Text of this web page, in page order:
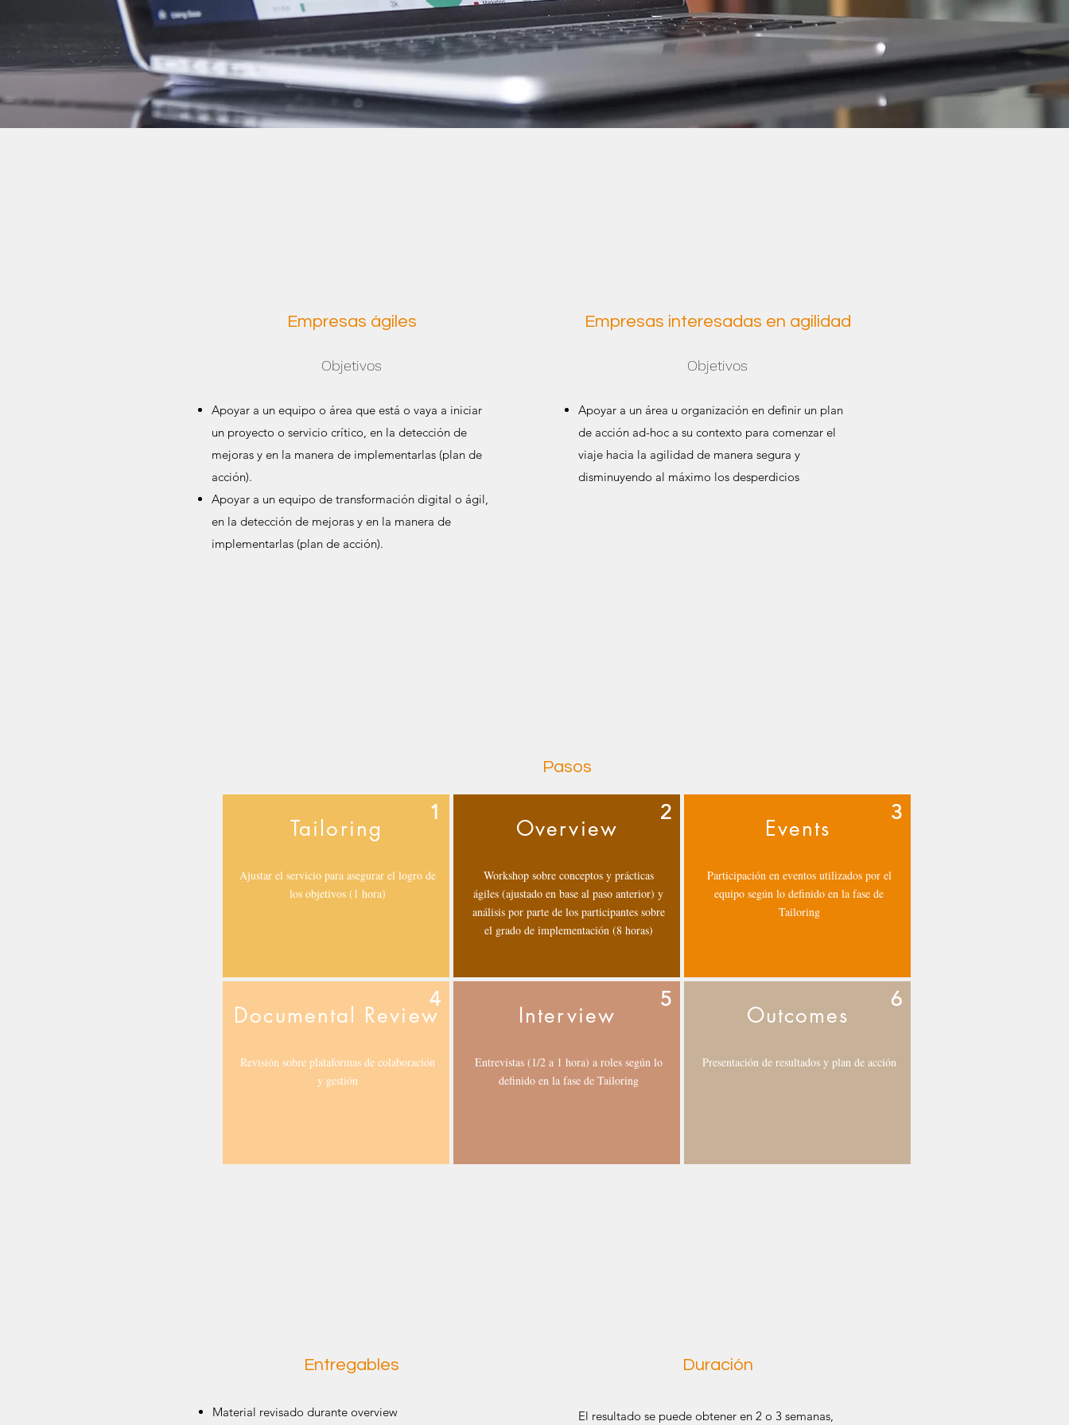
Pasos
Tailoring
Ajustar el servicio para asegurar el logro de
los objetivos (1 hora)
1
Documental Review
Revisión sobre plataformas de colaboración
y gestión
4
Overview
Workshop sobre conceptos y prácticas
ágiles (ajustado en base al paso anterior) y
análisis por parte de los participantes sobre
el grado de implementación (8 horas)
2
Interview
Entrevistas (1/2 a 1 hora) a roles según lo
definido en la fase de Tailoring
5
Events
Participación en eventos utilizados por el
equipo según lo definido en la fase de
Tailoring
3
Outcomes
Presentación de resultados y plan de acción
6
Entregables
Material revisado durante overview
Duración
El resultado se puede obtener en 2 o 3 semanas,
Empresas ágiles
Objetivos
Apoyar a un equipo o área que está o vaya a iniciar
un proyecto o servicio crítico, en la detección de
mejoras y en la manera de implementarlas (plan de
acción).
Apoyar a un equipo de transformación digital o ágil,
en la detección de mejoras y en la manera de
implementarlas (plan de acción).
Empresas interesadas en agilidad
Objetivos
Apoyar a un área u organización en definir un plan
de acción ad-hoc a su contexto para comenzar el
viaje hacia la agilidad de manera segura y
disminuyendo al máximo los desperdicios